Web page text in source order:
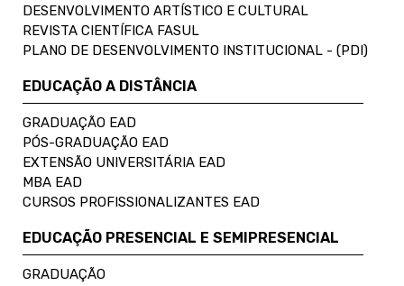
DESENVOLVIMENTO ARTÍSTICO E CULTURAL
REVISTA CIENTÍFICA FASUL
PLANO DE DESENVOLVIMENTO INSTITUCIONAL - (PDI)
EDUCAÇÃO A DISTÂNCIA
GRADUAÇÃO EAD
PÓS-GRADUAÇÃO EAD
EXTENSÃO UNIVERSITÁRIA EAD
MBA EAD
CURSOS PROFISSIONALIZANTES EAD
EDUCAÇÃO PRESENCIAL E SEMIPRESENCIAL
GRADUAÇÃO